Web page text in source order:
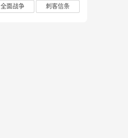
全面战争 刺客信条